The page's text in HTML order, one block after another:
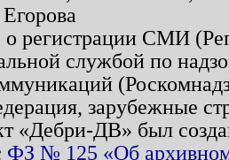
о регистрации СМИ
службой по
зарубежные
«Дебри-ДВ» был
ФЗ № 125 «Об